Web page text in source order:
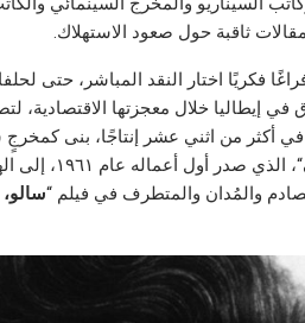
ثاقبة حول صعود الاستهلاك.
فكريًا اختار النقد المباشر، حتى
في إيطاليا خلال معجزتها الاقتصادية،
أكثر من اثني عشر إنتاجًا، بنى
“، الذي
سالو، أو ١٢٠ يومًا